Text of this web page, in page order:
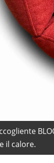
il calore.